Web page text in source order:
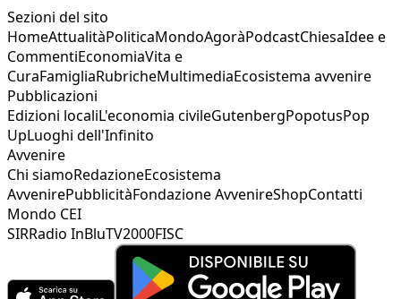
Sezioni del sito
HomeAttualitàPoliticaMondoAgoràPodcastChiesaIdee e
CommentiEconomiaVita e
CuraFamigliaRubricheMultimediaEcosistema avvenire
Pubblicazioni
Edizioni localiL'economia civileGutenbergPopotusPop
UpLuoghi dell'Infinito
Avvenire
Chi siamoRedazioneEcosistema
AvvenirePubblicitàFondazione AvvenireShopContatti
Mondo CEI
SIRRadio InBluTV2000FISC